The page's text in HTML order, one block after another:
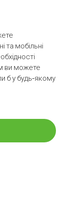
та мобільні
ви можете
б у будь-якому